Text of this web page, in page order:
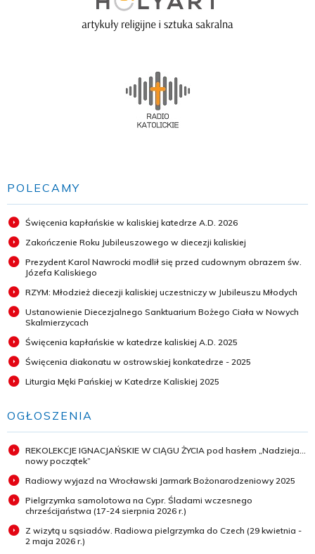
POLECAMY
Święcenia kapłańskie w kaliskiej katedrze A.D. 2026
Zakończenie Roku Jubileuszowego w diecezji kaliskiej
Prezydent Karol Nawrocki modlił się przed cudownym obrazem św.
Józefa Kaliskiego
RZYM: Młodzież diecezji kaliskiej uczestniczy w Jubileuszu Młodych
Ustanowienie Diecezjalnego Sanktuarium Bożego Ciała w Nowych
Skalmierzycach
Święcenia kapłańskie w katedrze kaliskiej A.D. 2025
Święcenia diakonatu w ostrowskiej konkatedrze - 2025
Liturgia Męki Pańskiej w Katedrze Kaliskiej 2025
OGŁOSZENIA
REKOLEKCJE IGNACJAŃSKIE W CIĄGU ŻYCIA pod hasłem „Nadzieja...
nowy początek”
Radiowy wyjazd na Wrocławski Jarmark Bożonarodzeniowy 2025
Pielgrzymka samolotowa na Cypr. Śladami wczesnego
chrześcijaństwa (17-24 sierpnia 2026 r.)
Z wizytą u sąsiadów. Radiowa pielgrzymka do Czech (29 kwietnia -
2 maja 2026 r.)